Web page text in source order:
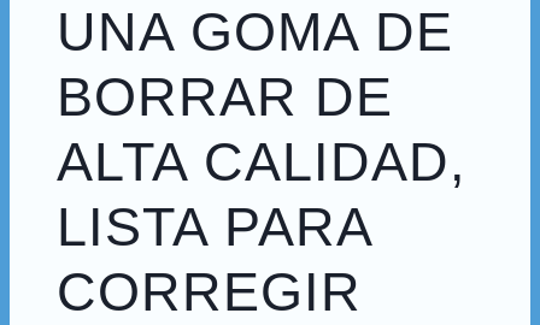
UNA GOMA DE
BORRAR DE
ALTA CALIDAD,
LISTA PARA
CORREGIR